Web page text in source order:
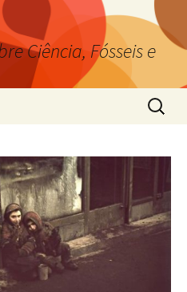
ferramentas
Ciência, Fósseis e